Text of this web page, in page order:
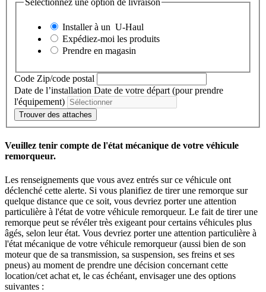
Sélectionnez une option de livraison
Installer à un U-Haul
Expédiez-moi les produits
Prendre en magasin
Code Zip/code postal
Date de l’installation Date de votre départ (pour prendre
l'équipement)
Trouver des attaches
Veuillez tenir compte de l'état mécanique de votre véhicule
remorqueur.
Les renseignements que vous avez entrés sur ce véhicule ont
déclenché cette alerte. Si vous planifiez de tirer une remorque sur
quelque distance que ce soit, vous devriez porter une attention
particulière à l'état de votre véhicule remorqueur. Le fait de tirer une
remorque peut se révéler très exigeant pour certains véhicules plus
âgés, selon leur état. Vous devriez porter une attention particulière à
l'état mécanique de votre véhicule remorqueur (aussi bien de son
moteur que de sa transmission, sa suspension, ses freins et ses
pneus) au moment de prendre une décision concernant cette
location/cet achat et, le cas échéant, envisager une des options
suivantes :